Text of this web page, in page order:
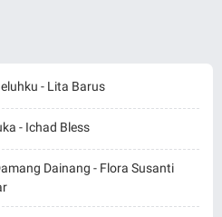
- Lita Barus
- Ichad Bless
Dainang - Flora Susanti